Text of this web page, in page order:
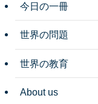
今日の一冊
世界の問題
世界の教育
About us